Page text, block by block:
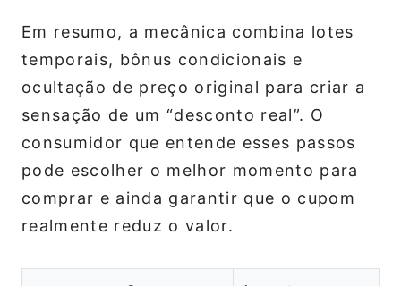
Em resumo, a mecânica combina lotes
temporais, bônus condicionais e
ocultação de preço original para criar a
sensação de um “desconto real”. O
consumidor que entende esses passos
pode escolher o melhor momento para
comprar e ainda garantir que o cupom
realmente reduz o valor.